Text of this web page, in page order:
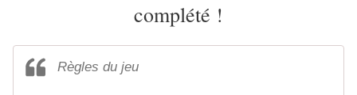
complété !
Règles du jeu